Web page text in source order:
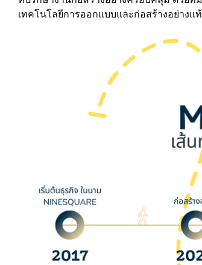
เทคโนโลยีการออกแบบและก่อสร้างอย่างแ